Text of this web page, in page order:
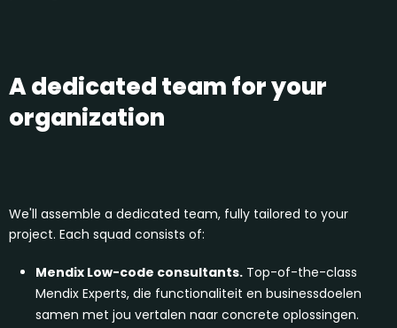
A dedicated team for your
organization
We'll assemble a dedicated team, fully tailored to your
project. Each squad consists of:
Mendix Low-code consultants. Top-of-the-class
Mendix Experts, die functionaliteit en businessdoelen
samen met jou vertalen naar concrete oplossingen.